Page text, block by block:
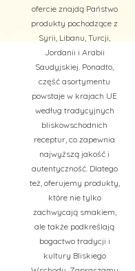
ofercie znajdą Państwo
produkty pochodzące z
Syrii, Libanu, Turcji,
Jordanii i Arabii
Saudyjskiej. Ponadto,
część asortymentu
powstaje w krajach UE
według tradycyjnych
bliskowschodnich
receptur, co zapewnia
najwyższą jakość i
autentyczność. Dlatego
też, oferujemy produkty,
które nie tylko
zachwycają smakiem,
ale także podkreślają
bogactwo tradycji i
kultury Bliskiego